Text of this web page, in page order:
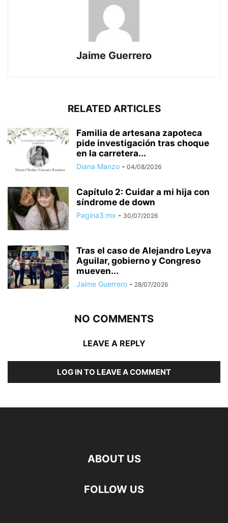
Jaime Guerrero
RELATED ARTICLES
Familia de artesana zapoteca
pide investigación tras choque
en la carretera...
Diana Manzo - 04/08/2026
Capítulo 2: Cuidar a mi hija con
síndrome de down
Pagina3.mx - 30/07/2026
Tras el caso de Alejandro Leyva
Aguilar, gobierno y Congreso
mueven...
Jaime Guerrero - 28/07/2026
NO COMMENTS
LEAVE A REPLY
LOG IN TO LEAVE A COMMENT
ABOUT US
FOLLOW US